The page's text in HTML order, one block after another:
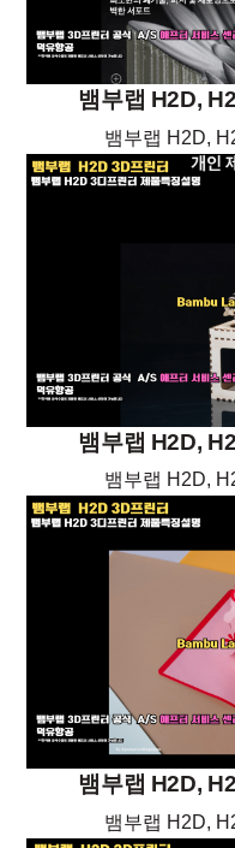
뱀부랩 H2D,
뱀부랩 H2D,
뱀부랩 H2D,
뱀부랩 H2D,
뱀부랩 H2D,
뱀부랩 H2D,